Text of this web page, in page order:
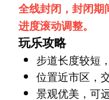
全线封闭，封闭期
进度滚动调整。
玩乐攻略
步道长度较短
位置近市区，
景观优美，可